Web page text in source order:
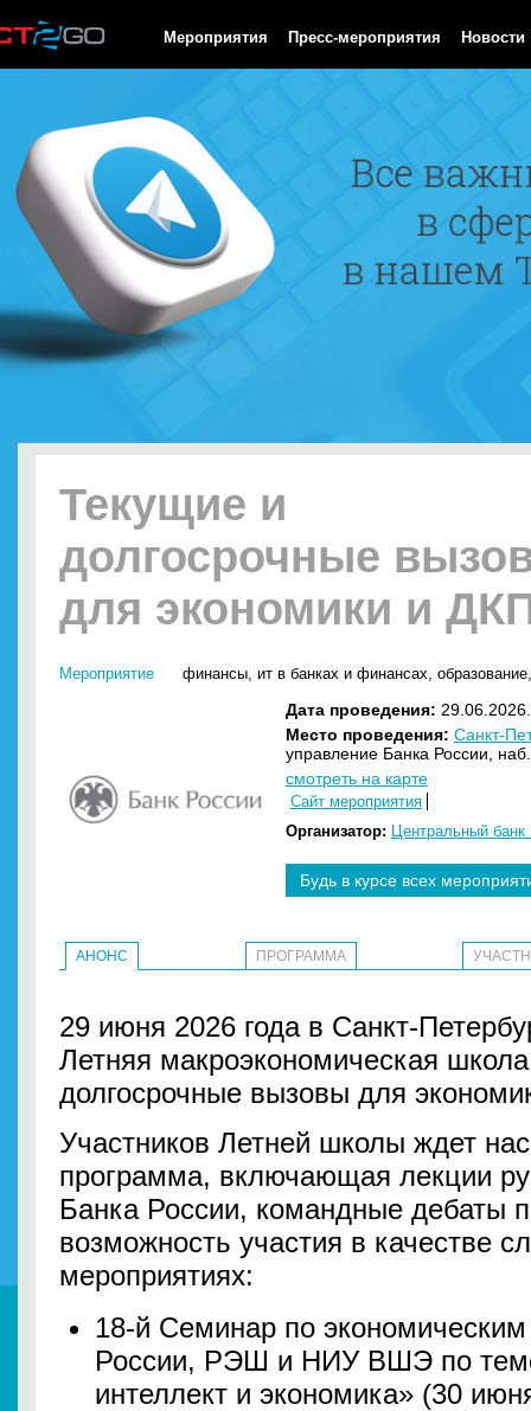
Мероприятия Пресс-мероприятия Новости
Текущие и
долгосрочные
для экономики и
Мероприятие финансы, ит в банках и финансах, образование
Дата проведения:
Место проведения: Санкт-
управление Банка России,
смотреть на карте
Сайт мероприятия
Организатор: Центральный
Будь в курсе всех
АНОНС ПРОГРАММА
29 июня 2026 года в Санкт-
Летняя макроэкономическая
долгосрочные вызовы для
Участников Летней школы ждет
программа, включающая лекции
Банка России, командные дебаты
возможность участия в качестве
мероприятиях:
18-й Семинар по
России, РЭШ и НИУ ВШЭ по
интеллект и экономика» (30